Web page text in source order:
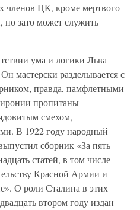
членов ЦК, кроме мертвого
но зато может служить
ума и логики Льва
мастерски разделывается с
правда, памфлетными
пропитаны
смехом,
В 1922 году народный
сборник «За пять
статей, в том числе
Красной Армии и
О роли Сталина в этих
втором году издан